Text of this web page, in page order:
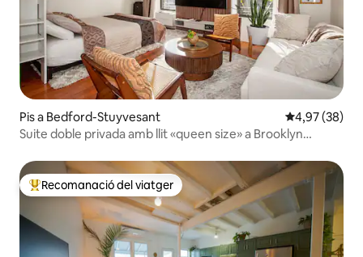
Pis a Bedford-Stuyvesant 4,97 de
4,97 (38)
Suite doble privada amb llit «queen size» a Brooklyn
Principals recomanacions dels viatgers
Recomanació del viatger